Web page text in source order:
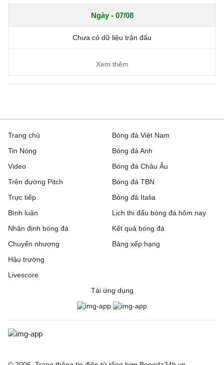
Ngày - 07/08
Chưa có dữ liệu trận đấu
Xem thêm
Trang chủ
Tin Nóng
Video
Trên đường Pitch
Trực tiếp
Bóng đá Việt Nam
Bóng đá Anh
Bóng đá Châu Âu
Bóng đá TBN
Bóng đá Italia
Bình luận
Nhận định bóng đá
Chuyển nhượng
Hậu trường
Livescore
Lịch thi đấu bóng đá hôm nay
Kết quả bóng đá
Bảng xếp hạng
Tải ứng dụng